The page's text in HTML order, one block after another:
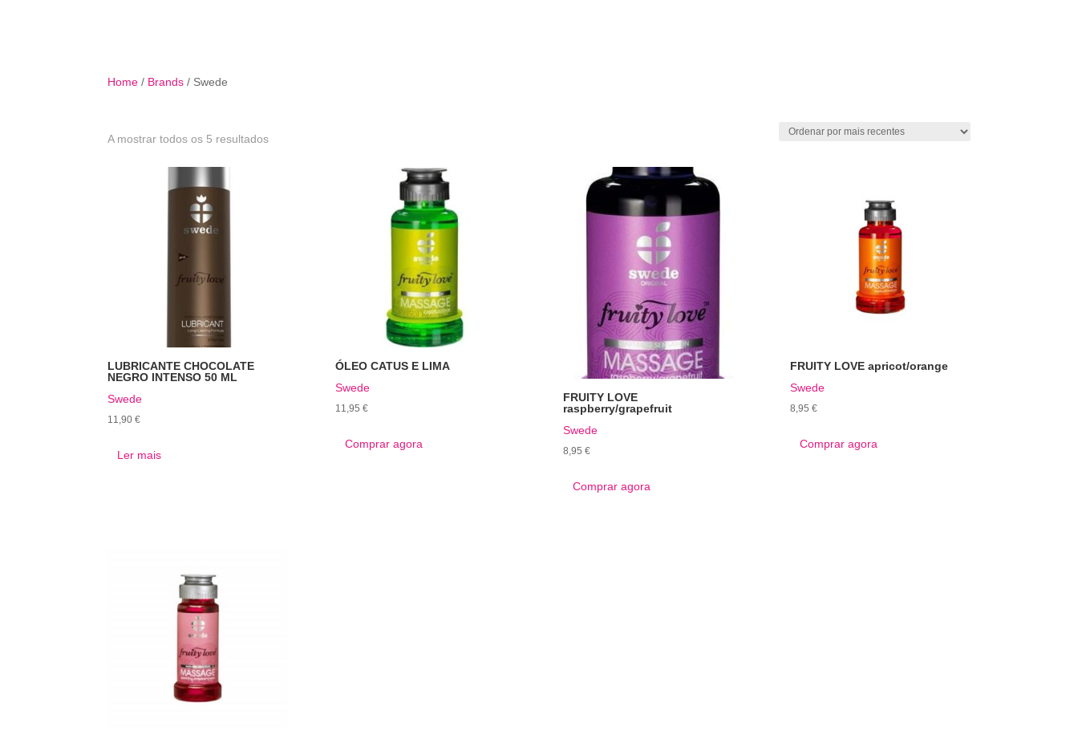
Home / Brands / Swede
A mostrar todos os 5 resultadosOrdenado
LUBRICANTE CHOCOLATE
NEGRO INTENSO 50 ML
Swede
11,90€
Ler mais
ÓLEO CATUS E LIMA
Swede
11,95 €
Comprar agora
FRUITY LOVE
raspberry/grapefruit
Swede
8,95 €
Comprar agora
FRUITY LOVE apricot/orange
Swede
8,95€
Comprar agora